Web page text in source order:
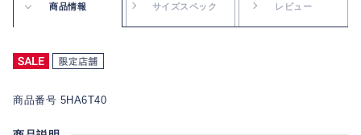
商品情報 サイズスペック レビュー
商品番号 5HA6T40